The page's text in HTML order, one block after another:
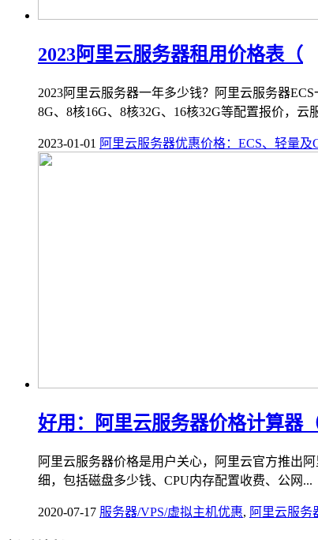
2023阿里云服务器租用价格表（
2023阿里云服务器一年多少钱？阿里云服务器
8G、8核16G、8核32G、16核32G等配置报价，云
2023-01-01 阿里云服务器优惠价格：ECS、轻量及
好用：阿里云服务器价格计算器
阿里云服务器价格是用户关心，阿里云官方推出
细，包括磁盘多少钱、CPU内存配置收费、公网...
2020-07-17 服务器/VPS/虚拟主机优惠, 阿里云服务